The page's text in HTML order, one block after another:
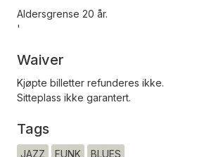
Aldersgrense 20 år.
'
Waiver
Kjøpte billetter refunderes ikke.
Sitteplass ikke garantert.
Tags
JAZZ FUNK BLUES